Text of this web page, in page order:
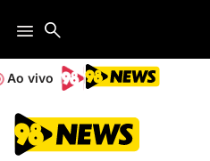
Ao vivo